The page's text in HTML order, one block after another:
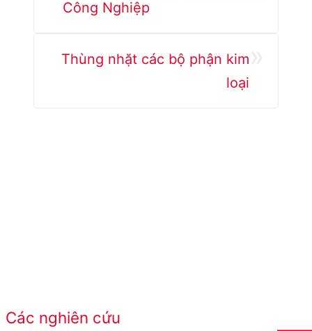
Công Nghiệp
Thùng nhặt các bộ phận kim
loại
Các nghiên cứu